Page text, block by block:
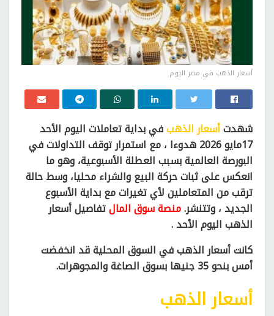
أسعار الذهب في مصر اليوم
شهدتأسعار الذهبفي بداية تعاملات اليوم الأحد
17مايو 2026 هدوءا ، مع استمرار توقف التداولات في
البورصة العالمية بسبب العطلة الأسبوعية، وهو ما
انعكس على ثبات حركة البيع والشراء محليا، وسط حالة
ترقب من المتعاملين لأي تغيرات مع بداية الأسبوع
الجديد ، وتتنشر.منصة سوق المالتفاصيل أسعار
الذهب اليوم الأحد .
كانت أسعار الذهب في السوق المحلية قد انخفضت
أمس بنحو 35 جنيها بسوق الصاغة والمجوهرات.
أسعار الذهب